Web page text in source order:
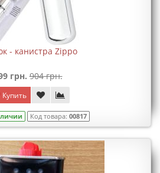
- канистра Zippo
грн. 904 грн.
Купить
Код товара: 00817